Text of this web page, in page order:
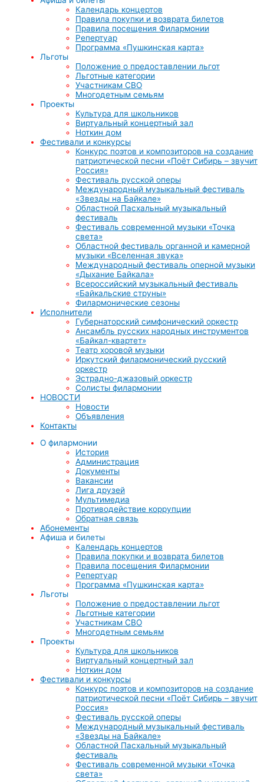
Календарь концертов
Правила покупки и возврата билетов
Правила посещения Филармонии
Репертуар
Программа «Пушкинская карта»
Льготы
Положение о предоставлении льгот
Льготные категории
Участникам СВО
Многодетным семьям
Проекты
Культура для школьников
Виртуальный концертный зал
Ноткин дом
Фестивали и конкурсы
Конкурс поэтов и композиторов на создание
патриотической песни «Поёт Сибирь – звучит
Россия»
Фестиваль русской оперы
Международный музыкальный фестиваль
«Звезды на Байкале»
Областной Пасхальный музыкальный
фестиваль
Фестиваль современной музыки «Точка
света»
Областной фестиваль органной и камерной
музыки «Вселенная звука»
Международный фестиваль оперной музыки
«Дыхание Байкала»
Всероссийский музыкальный фестиваль
«Байкальские струны»
Филармонические сезоны
Исполнители
Губернаторский симфонический оркестр
Ансамбль русских народных инструментов
«Байкал-квартет»
Театр хоровой музыки
Иркутский филармонический русский
оркестр
Эстрадно-джазовый оркестр
Солисты филармонии
НОВОСТИ
Новости
Объявления
Контакты
О филармонии
История
Администрация
Документы
Вакансии
Лига друзей
Мультимедиа
Противодействие коррупции
Обратная связь
Абонементы
Афиша и билеты
Календарь концертов
Правила покупки и возврата билетов
Правила посещения Филармонии
Репертуар
Программа «Пушкинская карта»
Льготы
Положение о предоставлении льгот
Льготные категории
Участникам СВО
Многодетным семьям
Проекты
Культура для школьников
Виртуальный концертный зал
Ноткин дом
Фестивали и конкурсы
Конкурс поэтов и композиторов на создание
патриотической песни «Поёт Сибирь – звучит
Россия»
Фестиваль русской оперы
Международный музыкальный фестиваль
«Звезды на Байкале»
Областной Пасхальный музыкальный
фестиваль
Фестиваль современной музыки «Точка
света»